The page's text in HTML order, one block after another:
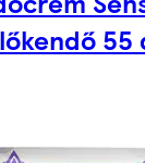
55